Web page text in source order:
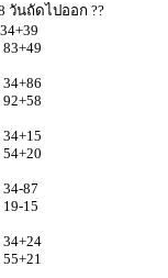
วันถัดไปออก ??
87
15